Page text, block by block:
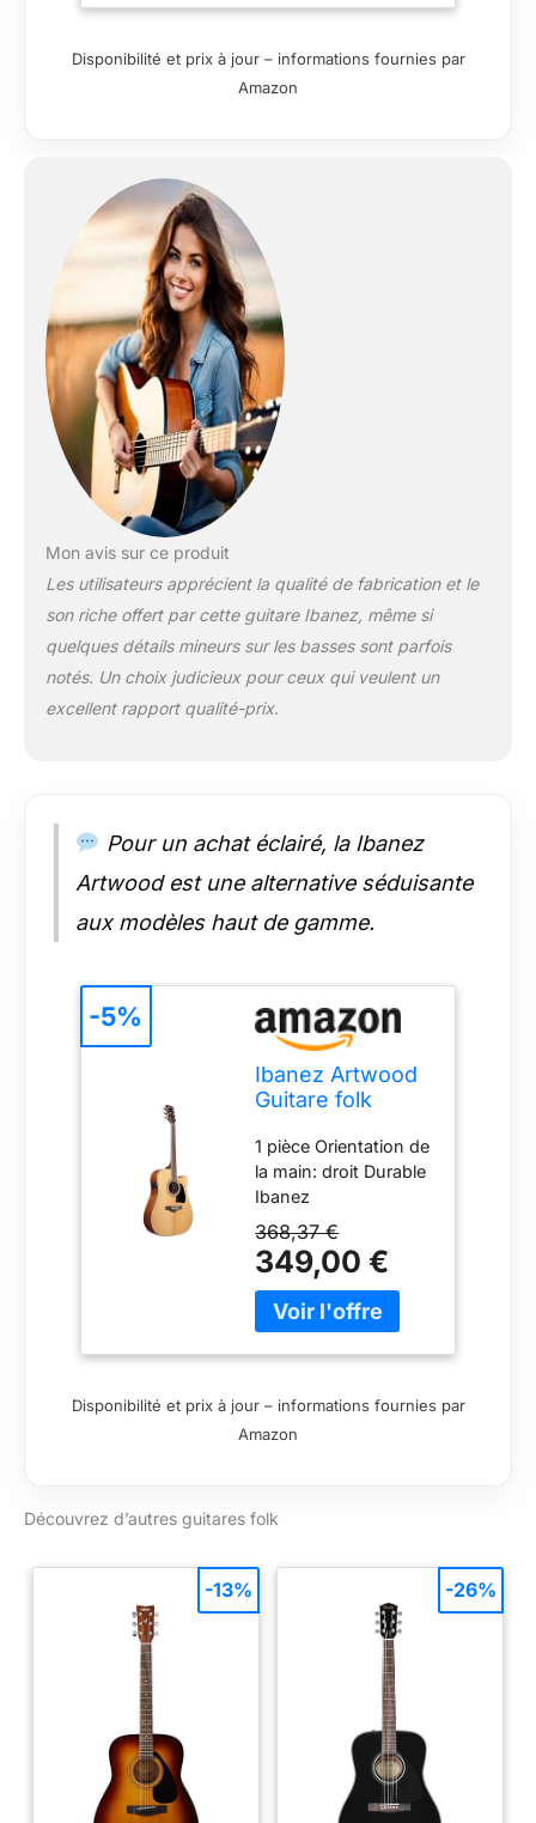
Disponibilité et prix à jour – informations fournies par
Amazon
Mon avis sur ce produit
Les utilisateurs apprécient la qualité de fabrication et le
son riche offert par cette guitare Ibanez, même si
quelques détails mineurs sur les basses sont parfois
notés. Un choix judicieux pour ceux qui veulent un
excellent rapport qualité-prix.
Pour un achat éclairé, la Ibanez
Artwood est une alternative séduisante
aux modèles haut de gamme.
Ibanez Artwood
Guitare folk
AW70ECE-NT
1 pièce Orientation de
la main: droit Durable
Ibanez
368,37 €
349,00 €
-5%
Disponibilité et prix à jour – informations fournies par
Amazon
Découvrez d’autres guitares folk
-13% -26%